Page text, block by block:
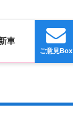
車
ご意見Box